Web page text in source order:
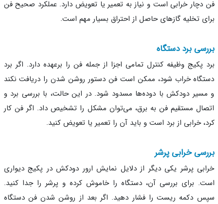
خرابی است و نیاز به تعمیر یا تعویض دارد. عملکرد صحیح فن
تخلیه گازهای حاصل از احتراق بسیار مهم است.
برد دستگاه
پکیج وظیفه کنترل تمامی اجزا از جمله فن را برعهده دارد. اگر برد
خراب شود، ممکن است فن دستور روشن شدن را دریافت نکند
دودکش با دوده‌ها مسدود شود. در این حالت، با بررسی برد و
مستقیم فن به برق، می‌توان مشکل را تشخیص داد. اگر فن کار
خرابی از برد است و باید آن را تعمیر یا تعویض کنید.
خرابی پرشر
پرشر یکی دیگر از دلایل نمایش ارور دودکش در پکیج دیواری
برای بررسی آن، دستگاه را خاموش کرده و پرشر را جدا کنید.
دکمه ریست را فشار دهید. اگر بعد از روشن شدن فن دستگاه